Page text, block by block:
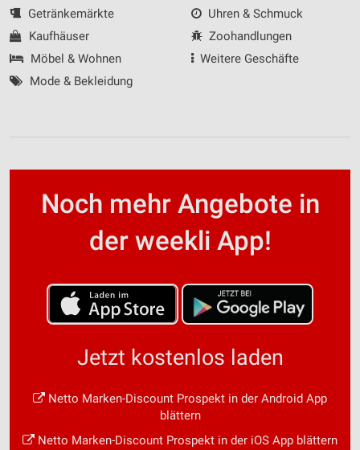
Getränkemärkte
Kaufhäuser
Möbel & Wohnen
Mode & Bekleidung
Uhren & Schmuck
Zoohandlungen
Weitere Geschäfte
Noch mehr Angebote in
der weekli App!
Jetzt kostenlos laden
Netto Marken-Discount Prospekt in der Android App
blättern
Netto Marken-Discount Prospekt in der iOS App blättern